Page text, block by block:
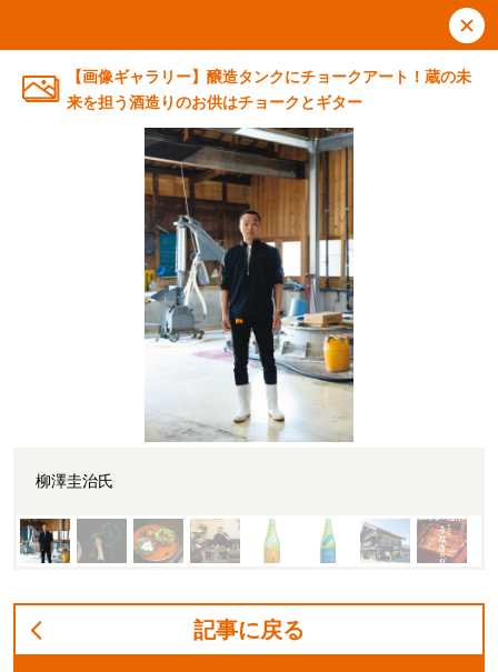
【画像ギャラリー】醸造タンクにチョークアート！蔵の未
来を担う酒造りのお供はチョークとギター
柳澤圭治氏
記事に戻る